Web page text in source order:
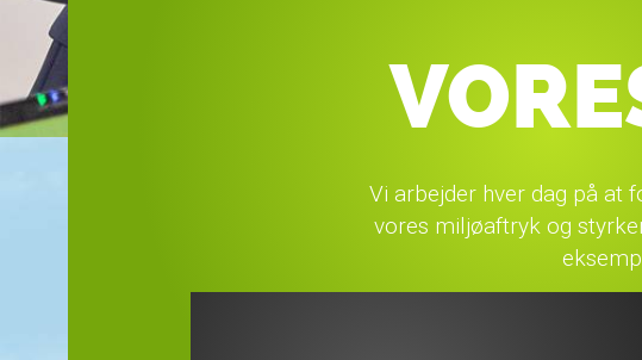
Vi arbejder hver dag på at
vores miljøaftryk og